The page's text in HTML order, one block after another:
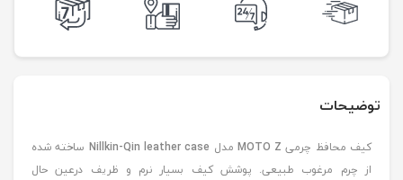
توضیحات
کیف محافظ چرمی MOTO Z مدل Nillkin-Qin leather case ساخته شده
از چرم مرغوب طبیعی. پوشش کیف بسیار نرم و ظریف درعین حال